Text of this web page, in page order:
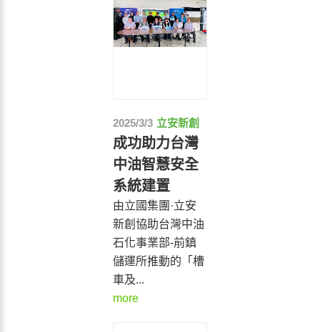
2025/3/3 立安新創
成功助力台灣
中油智慧安全
系統建置
由立國集團·立安
新創協助台灣中油
石化事業部-前鎮
儲運所推動的「槽
車及...
more